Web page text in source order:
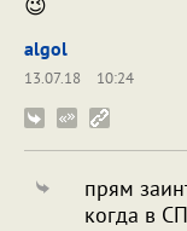
😉
algol
13.07.18
10:24
прям
когда в